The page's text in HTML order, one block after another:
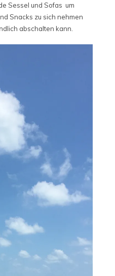
Sessel und Sofas um
Snacks zu sich nehmen
abschalten kann.